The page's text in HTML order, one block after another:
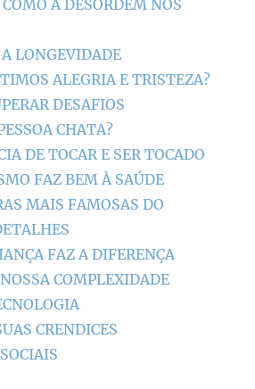
A DESORDEM NOS
LONGEVIDADE
ALEGRIA E TRISTEZA?
DESAFIOS
CHATA?
DE TOCAR E SER TOCADO
FAZ BEM À SAÚDE
MAIS FAMOSAS DO
FAZ A DIFERENÇA
COMPLEXIDADE
CRENDICES